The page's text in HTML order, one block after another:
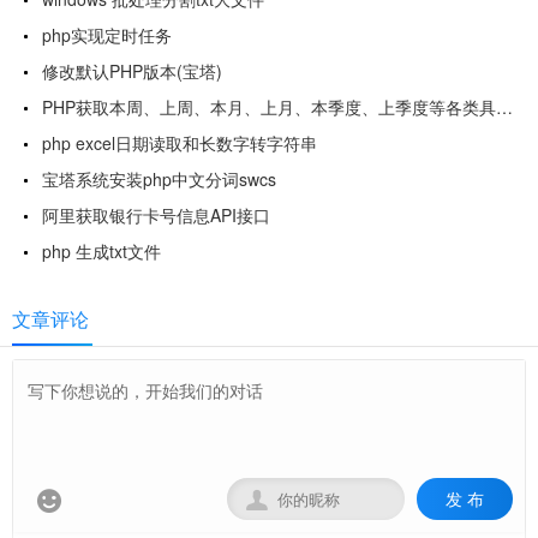
php实现定时任务
修改默认PHP版本(宝塔)
PHP获取本周、上周、本月、上月、本季度、上季度等各类具体时间
php excel日期读取和长数字转字符串
宝塔系统安装php中文分词swcs
阿里获取银行卡号信息API接口
php 生成txt文件
文章评论
 发 布
